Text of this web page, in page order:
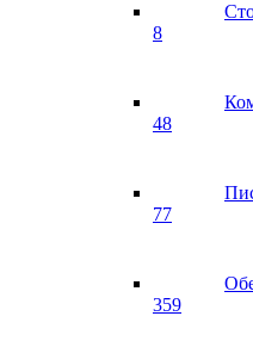
8
48
77
359